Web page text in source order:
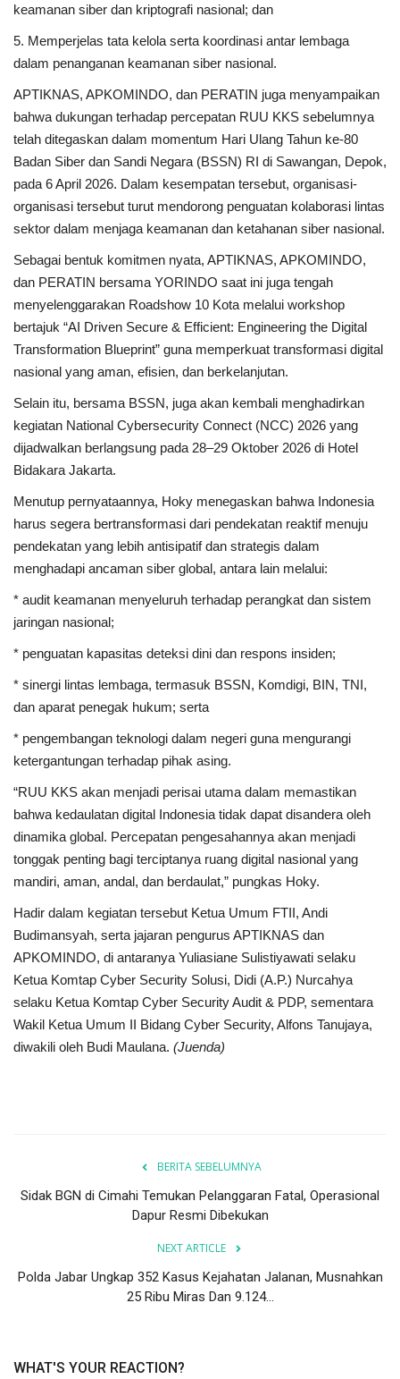
keamanan siber dan kriptografi nasional; dan
5. Memperjelas tata kelola serta koordinasi antar lembaga
dalam penanganan keamanan siber nasional.
APTIKNAS, APKOMINDO, dan PERATIN juga menyampaikan
bahwa dukungan terhadap percepatan RUU KKS sebelumnya
telah ditegaskan dalam momentum Hari Ulang Tahun ke-80
Badan Siber dan Sandi Negara (BSSN) RI di Sawangan, Depok,
pada 6 April 2026. Dalam kesempatan tersebut, organisasi-
organisasi tersebut turut mendorong penguatan kolaborasi lintas
sektor dalam menjaga keamanan dan ketahanan siber nasional.
Sebagai bentuk komitmen nyata, APTIKNAS, APKOMINDO,
dan PERATIN bersama YORINDO saat ini juga tengah
menyelenggarakan Roadshow 10 Kota melalui workshop
bertajuk “AI Driven Secure & Efficient: Engineering the Digital
Transformation Blueprint” guna memperkuat transformasi digital
nasional yang aman, efisien, dan berkelanjutan.
Selain itu, bersama BSSN, juga akan kembali menghadirkan
kegiatan National Cybersecurity Connect (NCC) 2026 yang
dijadwalkan berlangsung pada 28–29 Oktober 2026 di Hotel
Bidakara Jakarta.
Menutup pernyataannya, Hoky menegaskan bahwa Indonesia
harus segera bertransformasi dari pendekatan reaktif menuju
pendekatan yang lebih antisipatif dan strategis dalam
menghadapi ancaman siber global, antara lain melalui:
* audit keamanan menyeluruh terhadap perangkat dan sistem
jaringan nasional;
* penguatan kapasitas deteksi dini dan respons insiden;
* sinergi lintas lembaga, termasuk BSSN, Komdigi, BIN, TNI,
dan aparat penegak hukum; serta
* pengembangan teknologi dalam negeri guna mengurangi
ketergantungan terhadap pihak asing.
“RUU KKS akan menjadi perisai utama dalam memastikan
bahwa kedaulatan digital Indonesia tidak dapat disandera oleh
dinamika global. Percepatan pengesahannya akan menjadi
tonggak penting bagi terciptanya ruang digital nasional yang
mandiri, aman, andal, dan berdaulat,” pungkas Hoky.
Hadir dalam kegiatan tersebut Ketua Umum FTII, Andi
Budimansyah, serta jajaran pengurus APTIKNAS dan
APKOMINDO, di antaranya Yuliasiane Sulistiyawati selaku
Ketua Komtap Cyber Security Solusi, Didi (A.P.) Nurcahya
selaku Ketua Komtap Cyber Security Audit & PDP, sementara
Wakil Ketua Umum II Bidang Cyber Security, Alfons Tanujaya,
diwakili oleh Budi Maulana. (Juenda)
BERITA SEBELUMNYA
Sidak BGN di Cimahi Temukan Pelanggaran Fatal, Operasional
Dapur Resmi Dibekukan
NEXT ARTICLE
Polda Jabar Ungkap 352 Kasus Kejahatan Jalanan, Musnahkan
25 Ribu Miras Dan 9.124...
WHAT'S YOUR REACTION?